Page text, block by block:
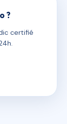
?
certifié